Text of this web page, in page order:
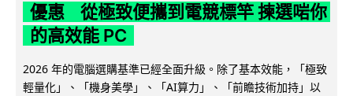
優惠 從極致便攜到電競標竿 揀選啱你
的高效能 PC
2026 年的電腦選購基準已經全面升級。除了基本效能，「極致
輕量化」、「機身美學」、「AI算力」、「前瞻技術加持」以